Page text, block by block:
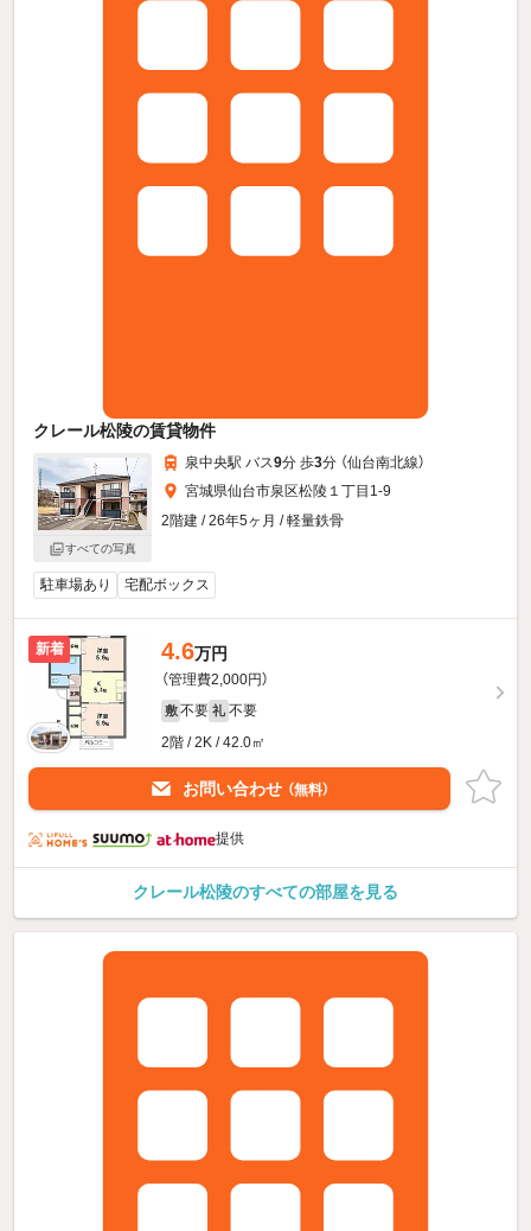
クレール松陵の賃貸物件
すべての写真
泉中央駅 バス9分 歩3分 （仙台南北線）
宮城県仙台市泉区松陵１丁目1-9
2階建 / 26年5ヶ月 / 軽量鉄骨
駐車場あり 宅配ボックス
新着 4.6万円
（管理費2,000円）
敷 不要 礼 不要
2階 / 2K / 42.0㎡
お問い合わせ （無料）
提供
クレール松陵のすべての部屋を見る